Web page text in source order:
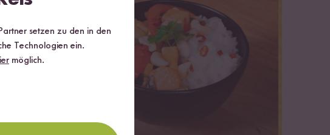
setzen zu den in den
Technologien ein.
möglich.